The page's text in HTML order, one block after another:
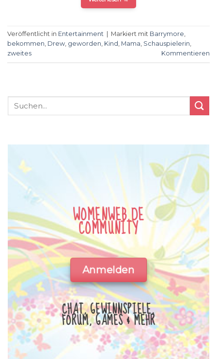
Veröffentlicht in Entertainment Markiert mit Barrymore
bekommen Drew geworden Kind Mama Schauspielerin
zweites
Kommentieren
WOMENWEB.DE
COMMUNITY
Anmelden
CHAT, GEWINNSPIELE,
FORUM, GAMES & MEHR